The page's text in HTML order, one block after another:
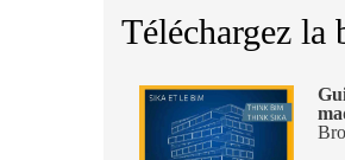
Téléchargez la